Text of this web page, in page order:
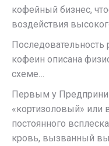
кофейный бизнес,
воздействия
Последовательность
кофеин описана
схеме…
Первым у
«кортизоловый» или
постоянного
кровь, вызванный